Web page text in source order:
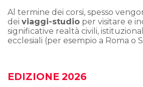
Al termine dei corsi, spesso
dei viaggi-studio per visitare e
significative realtà civili,
ecclesiali (per esempio a Roma o
EDIZIONE 2026